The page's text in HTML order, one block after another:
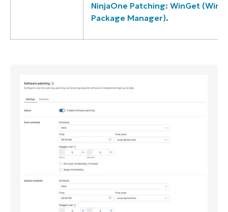
NinjaOne Patching: WinGet
Package Manager).